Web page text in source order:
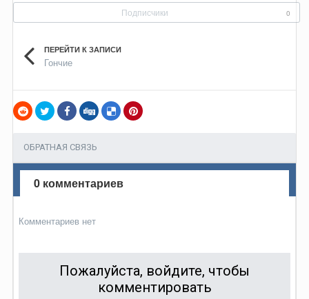
Подписчики 0
ПЕРЕЙТИ К ЗАПИСИ
Гончие
ОБРАТНАЯ СВЯЗЬ
0 комментариев
Комментариев нет
Пожалуйста, войдите, чтобы
комментировать